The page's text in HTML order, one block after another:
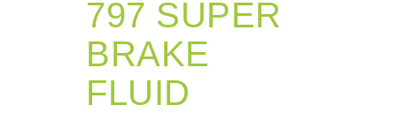
797 SUPER
BRAKE
FLUID